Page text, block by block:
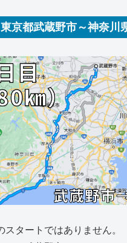
京都武蔵野市～神奈川
スタートではありません。